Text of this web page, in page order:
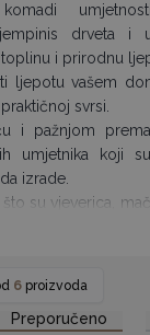
komadi
jempinis drveta i
i prirodnu
ljepotu vašem
svrsi.
i pažnjom
umjetnika koji
izrade.
su vjeverica,
u vašem interijeru.
s autentičnim i
u svoju
i funkcionalne
6 proizvoda
Preporučeno